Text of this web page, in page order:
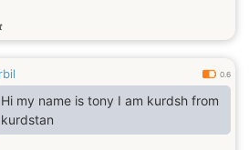
0.6
Hi my name is tony I am kurdsh from
kurdstan